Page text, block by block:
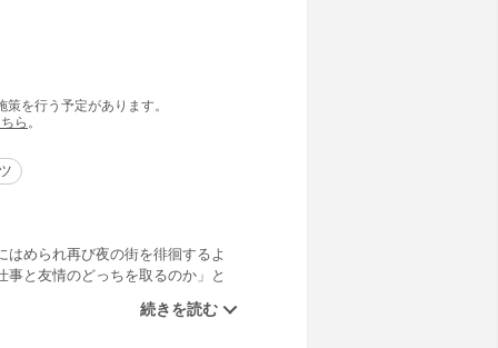
を行う予定があります。
ら 。
められ再び夜の街を徘徊するよ
と友情のどっちを取るのか」と